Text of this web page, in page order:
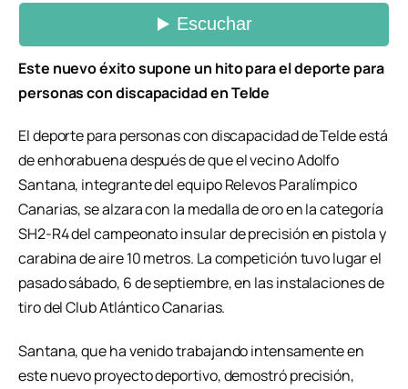
Este nuevo éxito supone un hito para el deporte para
personas con discapacidad en Telde
El deporte para personas con discapacidad de Telde está
de enhorabuena después de que el vecino Adolfo
Santana, integrante del equipo Relevos Paralímpico
Canarias, se alzara con la medalla de oro en la categoría
SH2-R4 del campeonato insular de precisión en pistola y
carabina de aire 10 metros. La competición tuvo lugar el
pasado sábado, 6 de septiembre, en las instalaciones de
tiro del Club Atlántico Canarias.
Santana, que ha venido trabajando intensamente en
este nuevo proyecto deportivo, demostró precisión,